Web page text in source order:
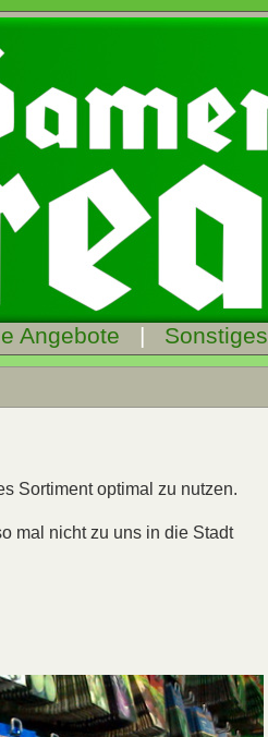
Angebote | Sonstiges
Sortiment optimal zu nutzen.
mal nicht zu uns in die Stadt